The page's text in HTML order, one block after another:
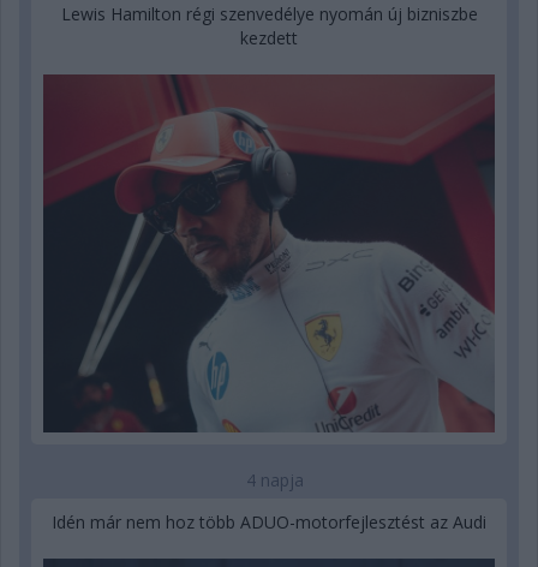
Lewis Hamilton régi szenvedélye nyomán új bizniszbe
kezdett
4 napja
Idén már nem hoz több ADUO-motorfejlesztést az Audi